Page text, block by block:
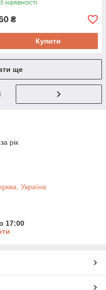
наявності
₴
Купити
ще
рік
Україна
17:00